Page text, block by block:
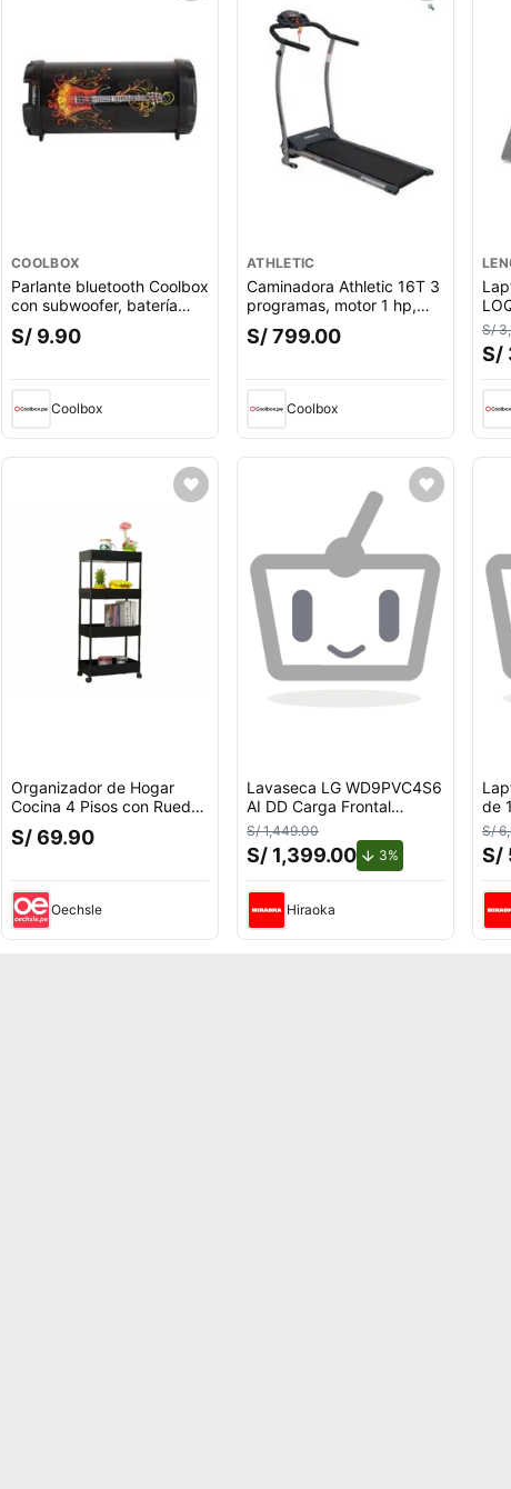
COOLBOX
Parlante bluetooth Coolbox
con subwoofer, batería
recargable, guitar
S/ 9.90
Coolbox
ATHLETIC
Caminadora Athletic 16T 3
programas, motor 1 hp,
velocidad máx. 10 km,
máx. 100 kg
S/ 799.00
Coolbox
gris
S/
S/
Organizador de Hogar
Cocina 4 Pisos con Ruedas
Negro Verdulero Frutero
S/ 69.90
Oechsle
Lavaseca LG WD9PVC4S6
AI DD Carga Frontal
9kg/5kg
S/ 1,449.00
S/ 1,399.00 3% de descuento.
Hiraoka
de
S/
S/